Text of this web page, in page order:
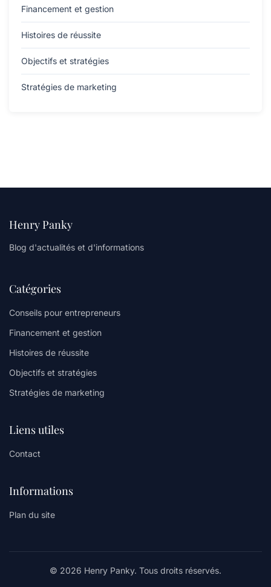
Financement et gestion
Histoires de réussite
Objectifs et stratégies
Stratégies de marketing
Henry Panky
Blog d'actualités et d'informations
Catégories
Conseils pour entrepreneurs
Financement et gestion
Histoires de réussite
Objectifs et stratégies
Stratégies de marketing
Liens utiles
Contact
Informations
Plan du site
© 2026 Henry Panky. Tous droits réservés.